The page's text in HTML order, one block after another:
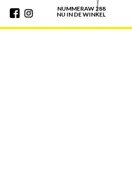
NUMMERAW 288
NU IN DE WINKEL